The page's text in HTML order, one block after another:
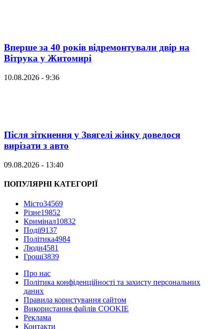
Вперше за 40 років відремонтували двір на
Вітрука у Житомирі
10.08.2026 - 9:36
Після зіткнення у Звягелі жінку довелося
вирізати з авто
09.08.2026 - 13:40
ПОПУЛЯРНІ КАТЕГОРІЇ
Місто34569
Різне19852
Кримінал10832
Події9137
Політика4984
Люди4581
Гроші3839
Про нас
Політика конфіденційності та захисту персональних
даних
Правила користування сайтом
Використання файлів COOKIE
Реклама
Контакти